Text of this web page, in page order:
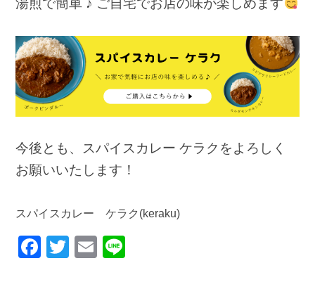
湯煎で簡単 ♪ ご自宅でお店の味が楽しめます
今後とも、スパイスカレー ケラクをよろしく
お願いいたします！
スパイスカレー ケラク(keraku)
F
T
E